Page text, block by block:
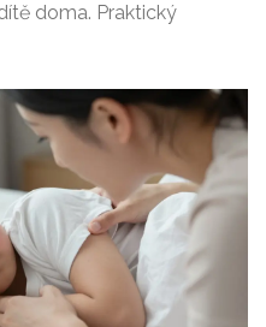
doma. Praktický